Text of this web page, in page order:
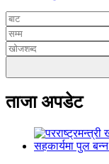
ताजा अपडेट